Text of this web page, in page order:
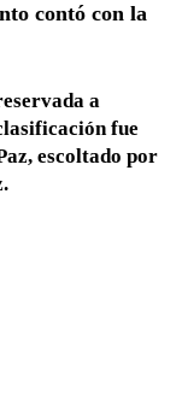
contó con la
a
fue
escoltado por